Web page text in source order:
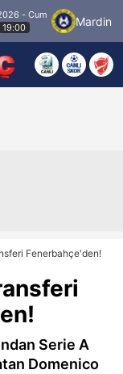
Mardin 1969
Fenerbahçe'den!
Serie A
Domenico